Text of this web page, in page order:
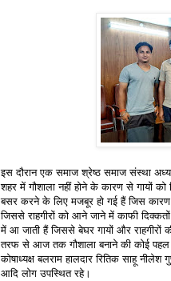
इस दौरान एक समाज श्रेष्ठ समाज संस्था
शहर में गौशाला नहीं होने के कारण से गायों
बसर करने के लिए मजबूर हो गई हैं जिस कारण
जिससे राहगीरों को आने जाने में काफी
में आ जाती हैं जिससे बेघर गायों और राहगीरों
तरफ से आज तक गौशाला बनाने की कोई पहल
कोषाध्यक्ष बलराम हालदार रितिक साहू
आदि लोग उपस्थित रहे।